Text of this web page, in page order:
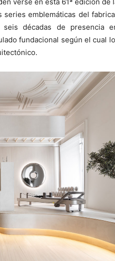
emblemáticas del
décadas de presencia
fundacional según el cual